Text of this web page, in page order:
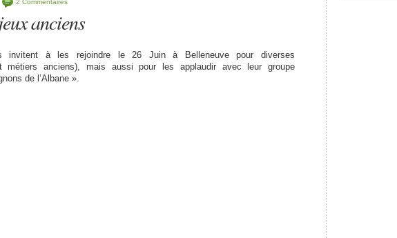
2 Commentaires
anciens
invitent à les rejoindre le 26 Juin à Belleneuve pour diverses
métiers anciens), mais aussi pour les applaudir avec leur groupe
de l’Albane ».